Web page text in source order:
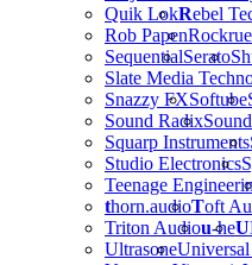
Quik LokRebel
Rob Papen
SequentialSerato
Slate Media
Snazzy FXSoftube
Sound Radix
Squarp Instruments
Studio Electronics
Teenage
thorn.audioToft
Triton Audiou-heU
Ultrasone